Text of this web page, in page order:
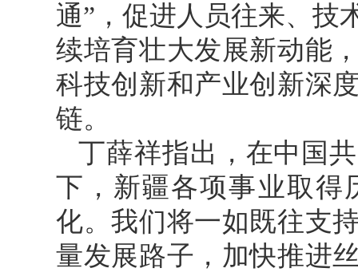
通”，促进人员往来、技
续培育壮大发展新动能
科技创新和产业创新深
链。
丁薛祥指出，在中国
下，新疆各项事业取得
化。我们将一如既往支
量发展路子，加快推进